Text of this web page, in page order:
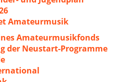
Amateurmusik
Amateurmusikfonds
der Neustart-Programme